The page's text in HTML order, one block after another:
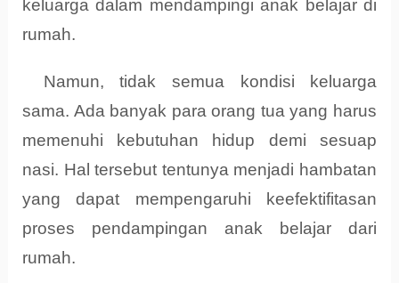
keluarga dalam mendampingi anak belajar di
rumah.
Namun, tidak semua kondisi keluarga
sama. Ada banyak para orang tua yang harus
memenuhi kebutuhan hidup demi sesuap
nasi. Hal tersebut tentunya menjadi hambatan
yang dapat mempengaruhi keefektifitasan
proses pendampingan anak belajar dari
rumah.